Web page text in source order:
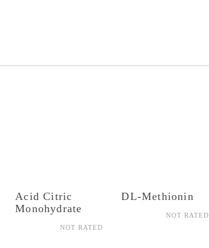
Acid Citric
Monohydrate
NOT RATED
DL-Methionin
NOT RATED